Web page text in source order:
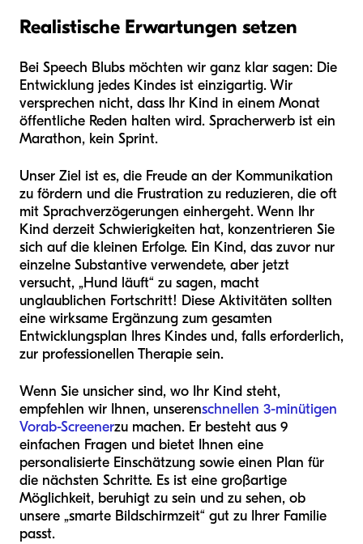
Realistische Erwartungen setzen
Bei Speech Blubs möchten wir ganz klar sagen: Die
Entwicklung jedes Kindes ist einzigartig. Wir
versprechen nicht, dass Ihr Kind in einem Monat
öffentliche Reden halten wird. Spracherwerb ist ein
Marathon, kein Sprint.
Unser Ziel ist es, die Freude an der Kommunikation
zu fördern und die Frustration zu reduzieren, die oft
mit Sprachverzögerungen einhergeht. Wenn Ihr
Kind derzeit Schwierigkeiten hat, konzentrieren Sie
sich auf die kleinen Erfolge. Ein Kind, das zuvor nur
einzelne Substantive verwendete, aber jetzt
versucht, „Hund läuft“ zu sagen, macht
unglaublichen Fortschritt! Diese Aktivitäten sollten
eine wirksame Ergänzung zum gesamten
Entwicklungsplan Ihres Kindes und, falls erforderlich,
zur professionellen Therapie sein.
Wenn Sie unsicher sind, wo Ihr Kind steht,
empfehlen wir Ihnen, unserenschnellen 3-minütigen
Vorab-Screenerzu machen. Er besteht aus 9
einfachen Fragen und bietet Ihnen eine
personalisierte Einschätzung sowie einen Plan für
die nächsten Schritte. Es ist eine großartige
Möglichkeit, beruhigt zu sein und zu sehen, ob
unsere „smarte Bildschirmzeit“ gut zu Ihrer Familie
passt.